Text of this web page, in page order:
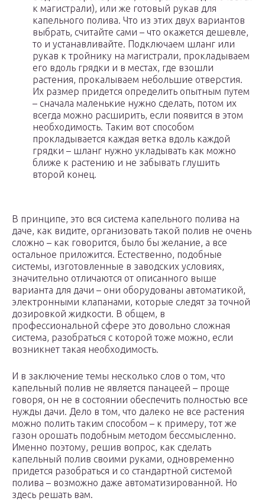
к магистрали), или же готовый рукав для
капельного полива. Что из этих двух вариантов
выбрать, считайте сами – что окажется дешевле,
то и устанавливайте. Подключаем шланг или
рукав к тройнику на магистрали, прокладываем
его вдоль грядки и в местах, где взошли
растения, прокалываем небольшие отверстия.
Их размер придется определить опытным путем
– сначала маленькие нужно сделать, потом их
всегда можно расширить, если появится в этом
необходимость. Таким вот способом
прокладывается каждая ветка вдоль каждой
грядки – шланг нужно укладывать как можно
ближе к растению и не забывать глушить
второй конец.
В принципе, это вся система капельного полива на
даче, как видите, организовать такой полив не очень
сложно – как говорится, было бы желание, а все
остальное приложится. Естественно, подобные
системы, изготовленные в заводских условиях,
значительно отличаются от описанного выше
варианта для дачи – они оборудованы автоматикой,
электронными клапанами, которые следят за точной
дозировкой жидкости. В общем, в
профессиональной сфере это довольно сложная
система, разобраться с которой тоже можно, если
возникнет такая необходимость.
И в заключение темы несколько слов о том, что
капельный полив не является панацеей – проще
говоря, он не в состоянии обеспечить полностью все
нужды дачи. Дело в том, что далеко не все растения
можно полить таким способом – к примеру, тот же
газон орошать подобным методом бессмысленно.
Именно поэтому, решив вопрос, как сделать
капельный полив своими руками, одновременно
придется разобраться и со стандартной системой
полива – возможно даже автоматизированной. Но
здесь решать вам.